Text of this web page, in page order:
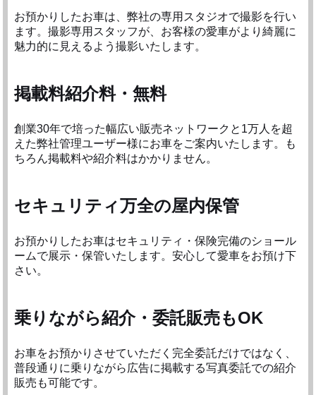
お預かりしたお車は、弊社の専用スタジオで撮影を行い
ます。撮影専用スタッフが、お客様の愛車がより綺麗に
魅力的に見えるよう撮影いたします。
掲載料紹介料・無料
創業30年で培った幅広い販売ネットワークと1万人を超
えた弊社管理ユーザー様にお車をご案内いたします。も
ちろん掲載料や紹介料はかかりません。
セキュリティ万全の屋内保管
お預かりしたお車はセキュリティ・保険完備のショール
ームで展示・保管いたします。安心して愛車をお預け下
さい。
乗りながら紹介・委託販売もOK
お車をお預かりさせていただく完全委託だけではなく、
普段通りに乗りながら広告に掲載する写真委託での紹介
販売も可能です。